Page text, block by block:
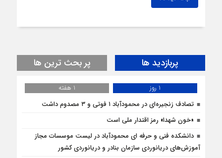
پربازدید ها پر بحث ترین ها
1 روز
1 هفته
تصادف زنجیره‌ای در محمودآباد ۱ فوتی و ۳ مصدوم داشت
«خون شهدا» رمز اقتدار ملی است
دانشکده فنی و حرفه ای محمودآباد در لیست موسسات مجاز
آموزش‌های دریانوردی سازمان بنادر و دریانوردی کشور